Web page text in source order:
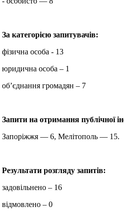
За категорією запитувачів:
фізична особа - 13
юридична особа – 1
об’єднання громадян – 7
Запити на отримання публічної
Запоріжжя — 6, Мелітополь — 15.
Результати розгляду запитів:
задовільнено – 16
відмовлено – 0